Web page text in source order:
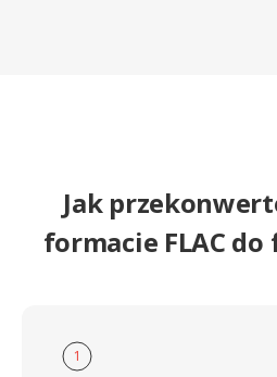
Jak
formacie FLAC
1